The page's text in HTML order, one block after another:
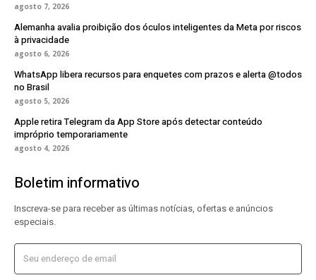
agosto 7, 2026
Alemanha avalia proibição dos óculos inteligentes da Meta por riscos
à privacidade
agosto 6, 2026
WhatsApp libera recursos para enquetes com prazos e alerta @todos
no Brasil
agosto 5, 2026
Apple retira Telegram da App Store após detectar conteúdo
impróprio temporariamente
agosto 4, 2026
Boletim informativo
Inscreva-se para receber as últimas notícias, ofertas e anúncios
especiais.